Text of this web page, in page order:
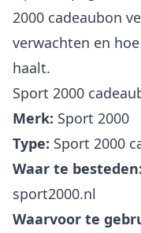
2000 cadeaubon
verwachten en
haalt.
Sport 2000
Merk: Sport 2000
Type: Sport 2000
Waar te besteden:
sport2000.nl
Waarvoor te